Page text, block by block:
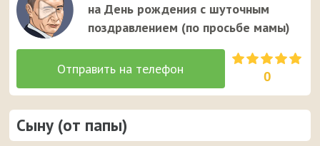
на День рождения с шуточным
поздравлением (по просьбе мамы)
0
Сыну (от папы)